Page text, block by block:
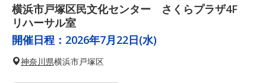
横浜市戸塚区民文化センター さくらプラザ4F
リハーサル室
開催日程： 2026年7月22日(水)
神奈川県横浜市戸塚区